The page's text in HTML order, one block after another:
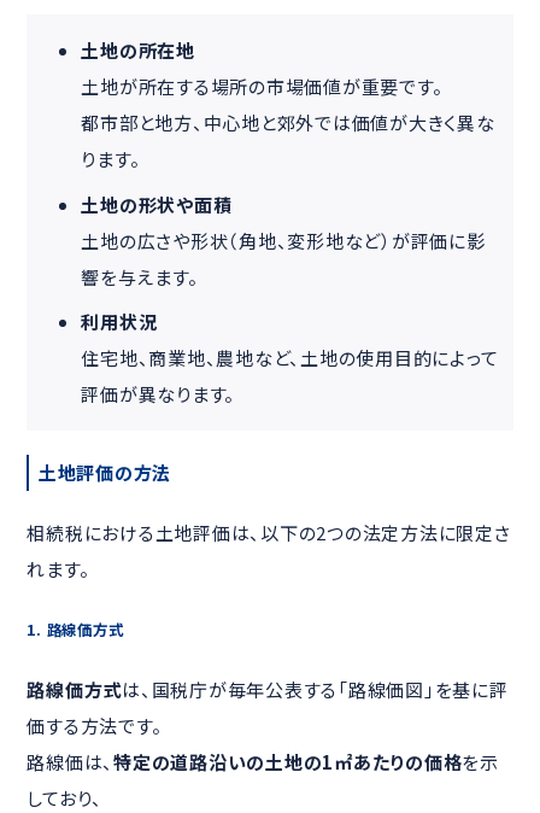
土地の所在地
土地が所在する場所の市場価値が重要です。
都市部と地方、中心地と郊外では価値が大きく異な
ります。
土地の形状や面積
土地の広さや形状（角地、変形地など）が評価に影
響を与えます。
利用状況
住宅地、商業地、農地など、土地の使用目的によって
評価が異なります。
土地評価の方法
相続税における土地評価は、以下の2つの法定方法に限定さ
れます。
1. 路線価方式
路線価方式は、国税庁が毎年公表する「路線価図」を基に評
価する方法です。
路線価は、特定の道路沿いの土地の1㎡あたりの価格を示
しており、